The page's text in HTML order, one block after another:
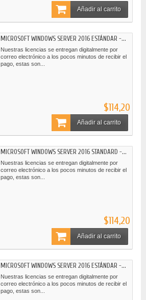
Añadir al carrito
MICROSOFT WINDOWS SERVER 2016 ESTÁNDAR -...
Nuestras licencias se entregan digitalmente por
correo electrónico a los pocos minutos de recibir el
pago, estas son...
$114,20
Añadir al carrito
MICROSOFT WINDOWS SERVER 2016 STANDARD -...
Nuestras licencias se entregan digitalmente por
correo electrónico a los pocos minutos de recibir el
pago, estas son...
$114,20
Añadir al carrito
MICROSOFT WINDOWS SERVER 2016 ESTÁNDAR -...
Nuestras licencias se entregan digitalmente por
correo electrónico a los pocos minutos de recibir el
pago, estas son...